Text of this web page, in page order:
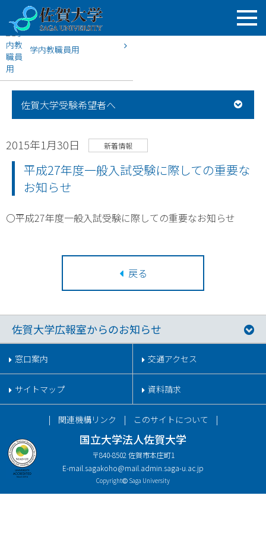
学内教職員用
HOME
佐賀大学受験希望者へ
2015年1月30日 新着情報
平成27年度一般入試受験に際しての重要な
お知らせ
〇平成27年度一般入試受験に際しての重要なお知らせ
戻る
佐賀大学広報室からのお知らせ
窓口案内 交通アクセス
サイトマップ 資料請求
国立大学法人佐賀大学
〒840-8502 佐賀市本庄町1
E-mail. sagakoho@mail.admin.saga-u.ac.jp
関連機構リンク このサイトについて
Copyright Saga University